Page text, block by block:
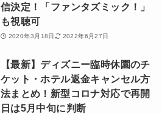
信決定！「ファンタズミック！」
も視聴可
2020年3月18日 2022年6月27日
【最新】ディズニー臨時休園のチ
ケット・ホテル返金キャンセル方
法まとめ！新型コロナ対応で再開
日は5月中旬に判断